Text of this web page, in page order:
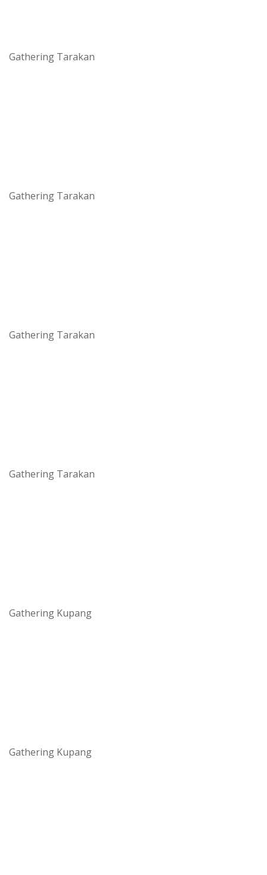
Gathering Tarakan
Gathering Tarakan
Gathering Tarakan
Gathering Tarakan
Gathering Kupang
Gathering Kupang